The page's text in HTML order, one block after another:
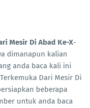
Mesir Di Abad Ke-X-
dimanapun kalian
anda baca kali ini
Dari Mesir Di
beberapa
untuk anda baca